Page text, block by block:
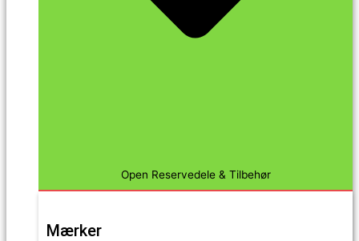
Open Reservedele & Tilbehør
Mærker